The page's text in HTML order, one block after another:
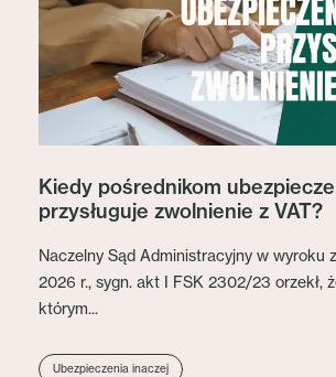
Kiedy pośrednikom
przysługuje zwolnienie z VAT?
Naczelny Sąd Administracyjny w wyroku
2026 r., sygn. akt I FSK 2302/23 orzekł,
którym...
Ubezpieczenia inaczej